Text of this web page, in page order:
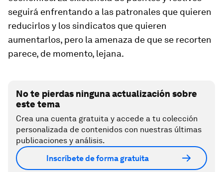
seguirá enfrentando a las patronales que quieren
reducirlos y los sindicatos que quieren
aumentarlos, pero la amenaza de que se recorten
parece, de momento, lejana.
No te pierdas ninguna actualización sobre
este tema
Crea una cuenta gratuita y accede a tu colección
personalizada de contenidos con nuestras últimas
publicaciones y análisis.
Inscríbete de forma gratuita